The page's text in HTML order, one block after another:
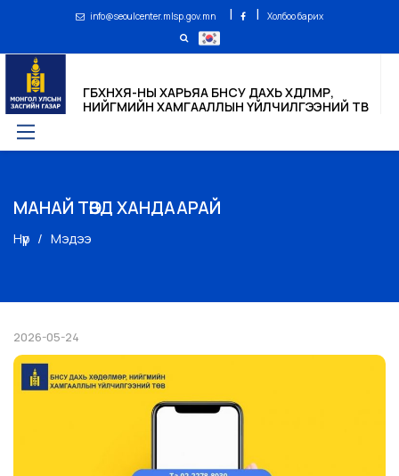
info@seoulcenter.mlsp.gov.mn | | Холбоо барих
ГБХНХЯ-НЫ ХАРЬЯА БНСУ ДАХЬ ХӨДӨЛМӨР,
НИЙГМИЙН ХАМГААЛЛЫН ҮЙЛЧИЛГЭЭНИЙ ТӨВ
МАНАЙ ТӨВД ХАНДААРАЙ
Нүүр Мэдээ
2026-05-24